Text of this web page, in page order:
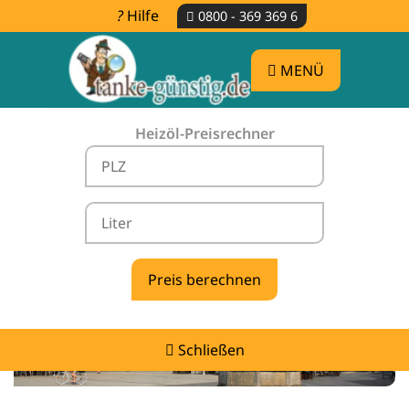
Hilfe 0800 - 369 369 6
MENÜ
Heizöl-Preisrechner
Schließen
Heizölpreise Lipten -
vergleichen & günstig tanken